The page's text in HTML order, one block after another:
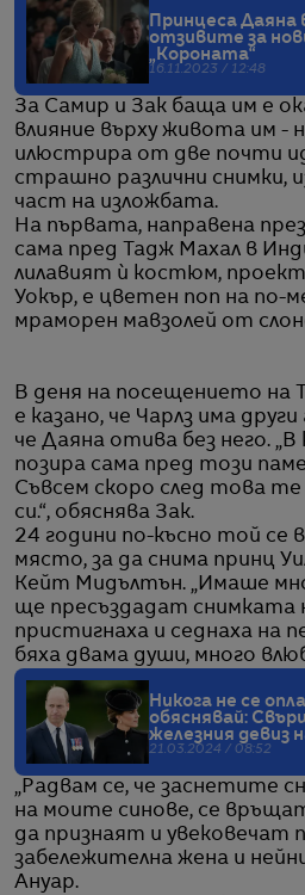
Принцеса Даяна
отзивите за
„Короната“
16.11.2023 / 12:48
За Самир и Зак баща им е
влияние върху живота им -
илюстрира от две почти
страшно различни снимки,
част на изложбата.
На първата, направена
сама пред Тадж Махал в
лилавият ѝ костюм,
Уокър, е цветен поп на по-
мраморен мавзолей от
В деня на посещението на
е казано, че Чарлз има
че Даяна отива без него.
позира сама пред този
Съвсем скоро след това
си.“, обяснява Зак.
24 години по-късно той
място, за да снима принц
Кейт Мидълтън. „Имаше
ще пресъздадат снимката
пристигнаха и седнаха на
бяха двама души, много
Никога не се
обяснявай:
железния девиз
21.03.2024 / 08:52
„Радвам се, че заснетите
на моите синове, се
да признаят и
забележителна жена и
Ануар.